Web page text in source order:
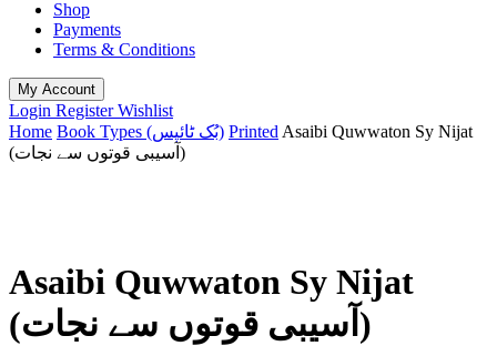
Shop
Payments
Terms & Conditions
My Account
Login RegisterWishlist
Home
Book Types (بُک ٹائپس) Printed Asaibi Quwwaton Sy Nijat
(آسیبی قوتوں سے نجات)
Asaibi Quwwaton Sy Nijat
(آسیبی قوتوں سے نجات)